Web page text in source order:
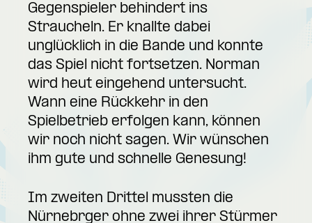
Gegenspieler behindert ins
Straucheln. Er knallte dabei
unglücklich in die Bande und konnte
das Spiel nicht fortsetzen. Norman
wird heut eingehend untersucht.
Wann eine Rückkehr in den
Spielbetrieb erfolgen kann, können
wir noch nicht sagen. Wir wünschen
ihm gute und schnelle Genesung!
Im zweiten Drittel mussten die
Nürnebrger ohne zwei ihrer Stürmer